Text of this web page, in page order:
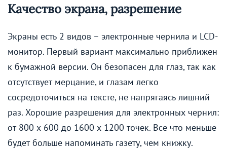
Качество экрана, разрешение
Экраны есть 2 видов – электронные чернила и LCD-
монитор. Первый вариант максимально приближен
к бумажной версии. Он безопасен для глаз, так как
отсутствует мерцание, и глазам легко
сосредоточиться на тексте, не напрягаясь лишний
раз. Хорошие разрешения для электронных чернил:
от 800 х 600 до 1600 х 1200 точек. Все что меньше
будет больше напоминать газету, чем книжку.